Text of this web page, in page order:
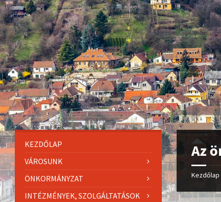
Az
Kezdőlap
KEZDŐLAP
VÁROSUNK
ÖNKORMÁNYZAT
INTÉZMÉNYEK, SZOLGÁLTATÁSOK